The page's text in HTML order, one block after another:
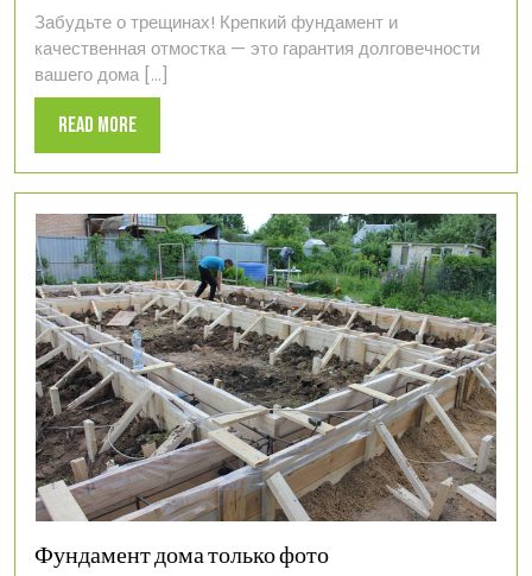
для
дома
Забудьте о трещинах! Крепкий фундамент и
качественная отмостка — это гарантия долговечности
вашего дома [...]
Read MoreRead
More
Фундамент дома только фото